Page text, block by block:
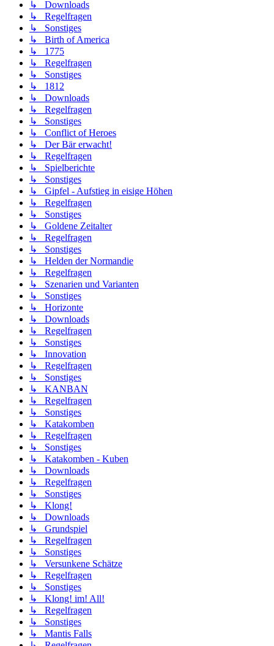
↳ Downloads
↳ Regelfragen
↳ Sonstiges
↳ Birth of America
↳ 1775
↳ Regelfragen
↳ Sonstiges
↳ 1812
↳ Downloads
↳ Regelfragen
↳ Sonstiges
↳ Conflict of Heroes
↳ Der Bär erwacht!
↳ Regelfragen
↳ Spielberichte
↳ Sonstiges
↳ Gipfel - Aufstieg in eisige Höhen
↳ Regelfragen
↳ Sonstiges
↳ Goldene Zeitalter
↳ Regelfragen
↳ Sonstiges
↳ Helden der Normandie
↳ Regelfragen
↳ Szenarien und Varianten
↳ Sonstiges
↳ Horizonte
↳ Downloads
↳ Regelfragen
↳ Sonstiges
↳ Innovation
↳ Regelfragen
↳ Sonstiges
↳ KANBAN
↳ Regelfragen
↳ Sonstiges
↳ Katakomben
↳ Regelfragen
↳ Sonstiges
↳ Katakomben - Kuben
↳ Downloads
↳ Regelfragen
↳ Sonstiges
↳ Klong!
↳ Downloads
↳ Grundspiel
↳ Regelfragen
↳ Sonstiges
↳ Versunkene Schätze
↳ Regelfragen
↳ Sonstiges
↳ Klong! im! All!
↳ Regelfragen
↳ Sonstiges
↳ Mantis Falls